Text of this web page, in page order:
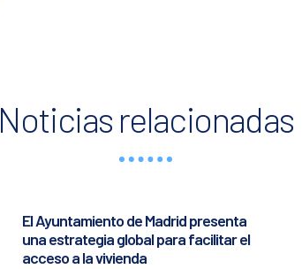
Noticias relacionadas
El Ayuntamiento de Madrid presenta
una estrategia global para facilitar el
acceso a la vivienda